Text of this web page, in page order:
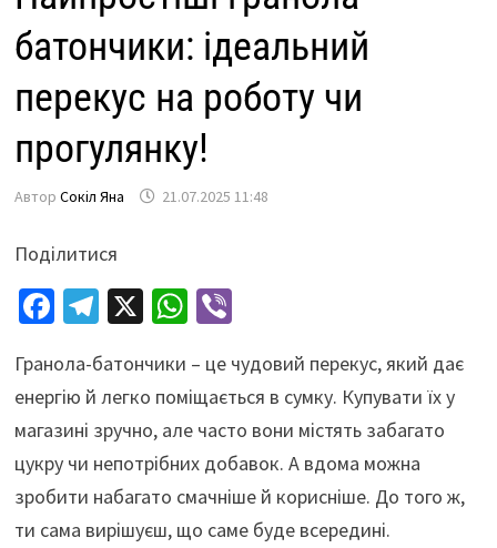
батончики: ідеальний
перекус на роботу чи
прогулянку!
Автор Сокіл Яна 21.07.2025 11:48
Поділитися
Fa
b
o
o
k
Te
gr
a
m
X W
at
sA
p
p
Vi
er
Гранола-батончики – це чудовий перекус, який дає
енергію й легко поміщається в сумку. Купувати їх у
магазині зручно, але часто вони містять забагато
цукру чи непотрібних добавок. А вдома можна
зробити набагато смачніше й корисніше. До того ж,
ти сама вирішуєш, що саме буде всередині.